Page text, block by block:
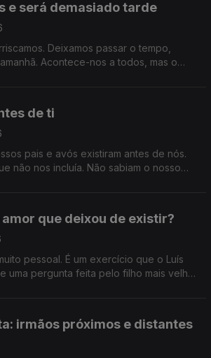
e será demasiado tarde
Deixamos passar o tempo,
Acontece-nos a todos, mas o
de ti
pais e avós existiram antes de nós.
não nos incluía. Não sabiam o nosso
amor que deixou de existir?
pessoal. É um exercício que o Luís
uma pergunta feita pelo filho mais velho.
irmãos próximos e distantes